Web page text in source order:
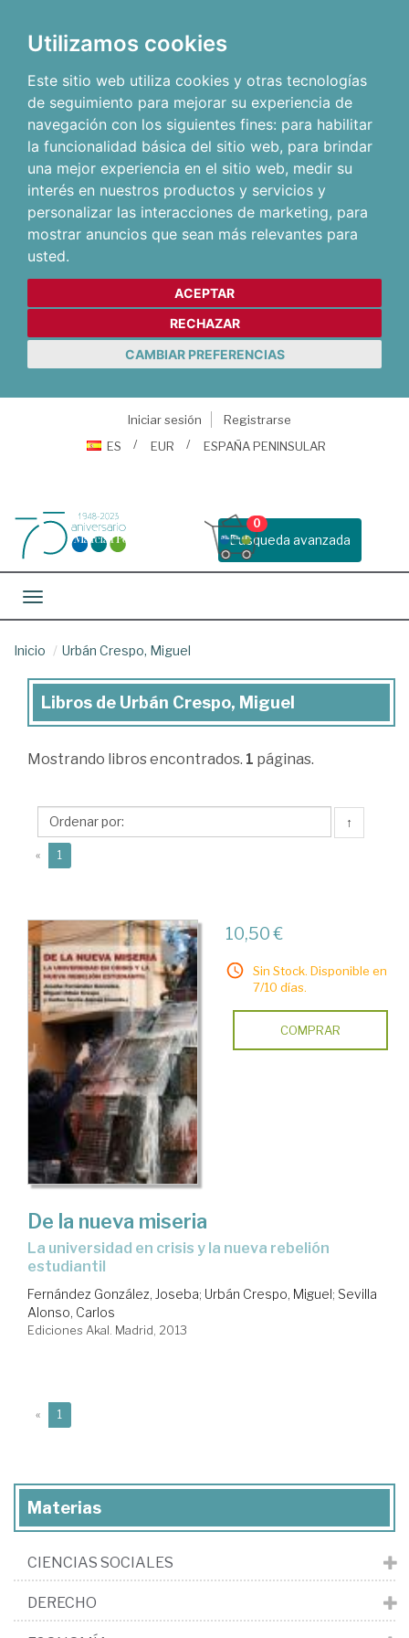
Utilizamos cookies
Este sitio web utiliza cookies y otras tecnologías
de seguimiento para mejorar su experiencia de
navegación con los siguientes fines: para habilitar
la funcionalidad básica del sitio web, para brindar
una mejor experiencia en el sitio web, medir su
interés en nuestros productos y servicios y
personalizar las interacciones de marketing, para
mostrar anuncios que sean más relevantes para
usted.
ACEPTAR
RECHAZAR
CAMBIAR PREFERENCIAS
Iniciar sesión
Registrarse
ES
EUR ESPAÑA PENINSULAR
Busqueda avanzada
0
Toggle navigation
Inicio Urbán Crespo, Miguel
Libros
Urbán
Miguel
Libros de Urbán Crespo, Miguel
Mostrando libros encontrados. 1 páginas.
↑
« 1
10,50 €
Sin Stock. Disponible en
7/10 días.
COMPRAR
De la nueva miseria
la universidad en crisis y la nueva rebelión
estudiantil
Fernández González, Joseba; Urbán Crespo, Miguel; Sevilla
Alonso, Carlos
Ediciones Akal. Madrid, 2013
« 1
Materias
CIENCIAS SOCIALES
DERECHO